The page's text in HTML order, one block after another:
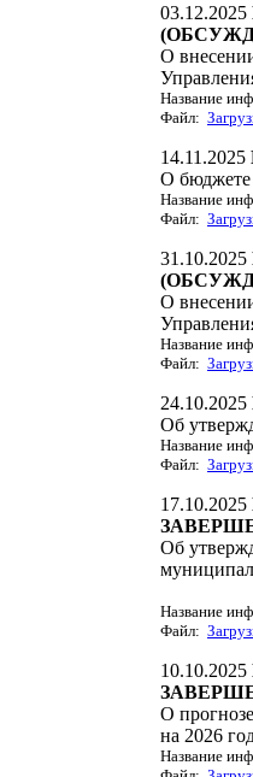
03.12.2025
О
Название
Файл:
14.11.2025
О бюджете
Название
Файл:
31.10.2025
О
Название
Файл:
24.10.2025
Об
Название
Файл:
17.10.2025
Об
Название
Файл:
10.10.2025
О
на 2026
Название